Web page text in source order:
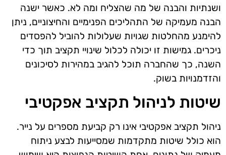
ושנתיות והבנה של מה שהצליח ומה לא. כאשר ישנה
הבנה מעמיקה של התהליכים הפנימיים והחיצוניים, ניתן
להימנע מהחלטות שגויות שעלולות להוביל להפסדים
ניכרים. גמישות זו יכולה לכלול שינויי תקציב תוך כדי
השנה, כך שהחברה תוכל להגיב במהירות לסיכונים
והזדמנויות בשוק.
שיטות לניהול תקציב אפקטיבי
ניהול תקציב אפקטיבי אינו רק קביעת מספרים על נייר.
הוא כולל שיטות מתקדמות שמסייעות לבצע ניתוח